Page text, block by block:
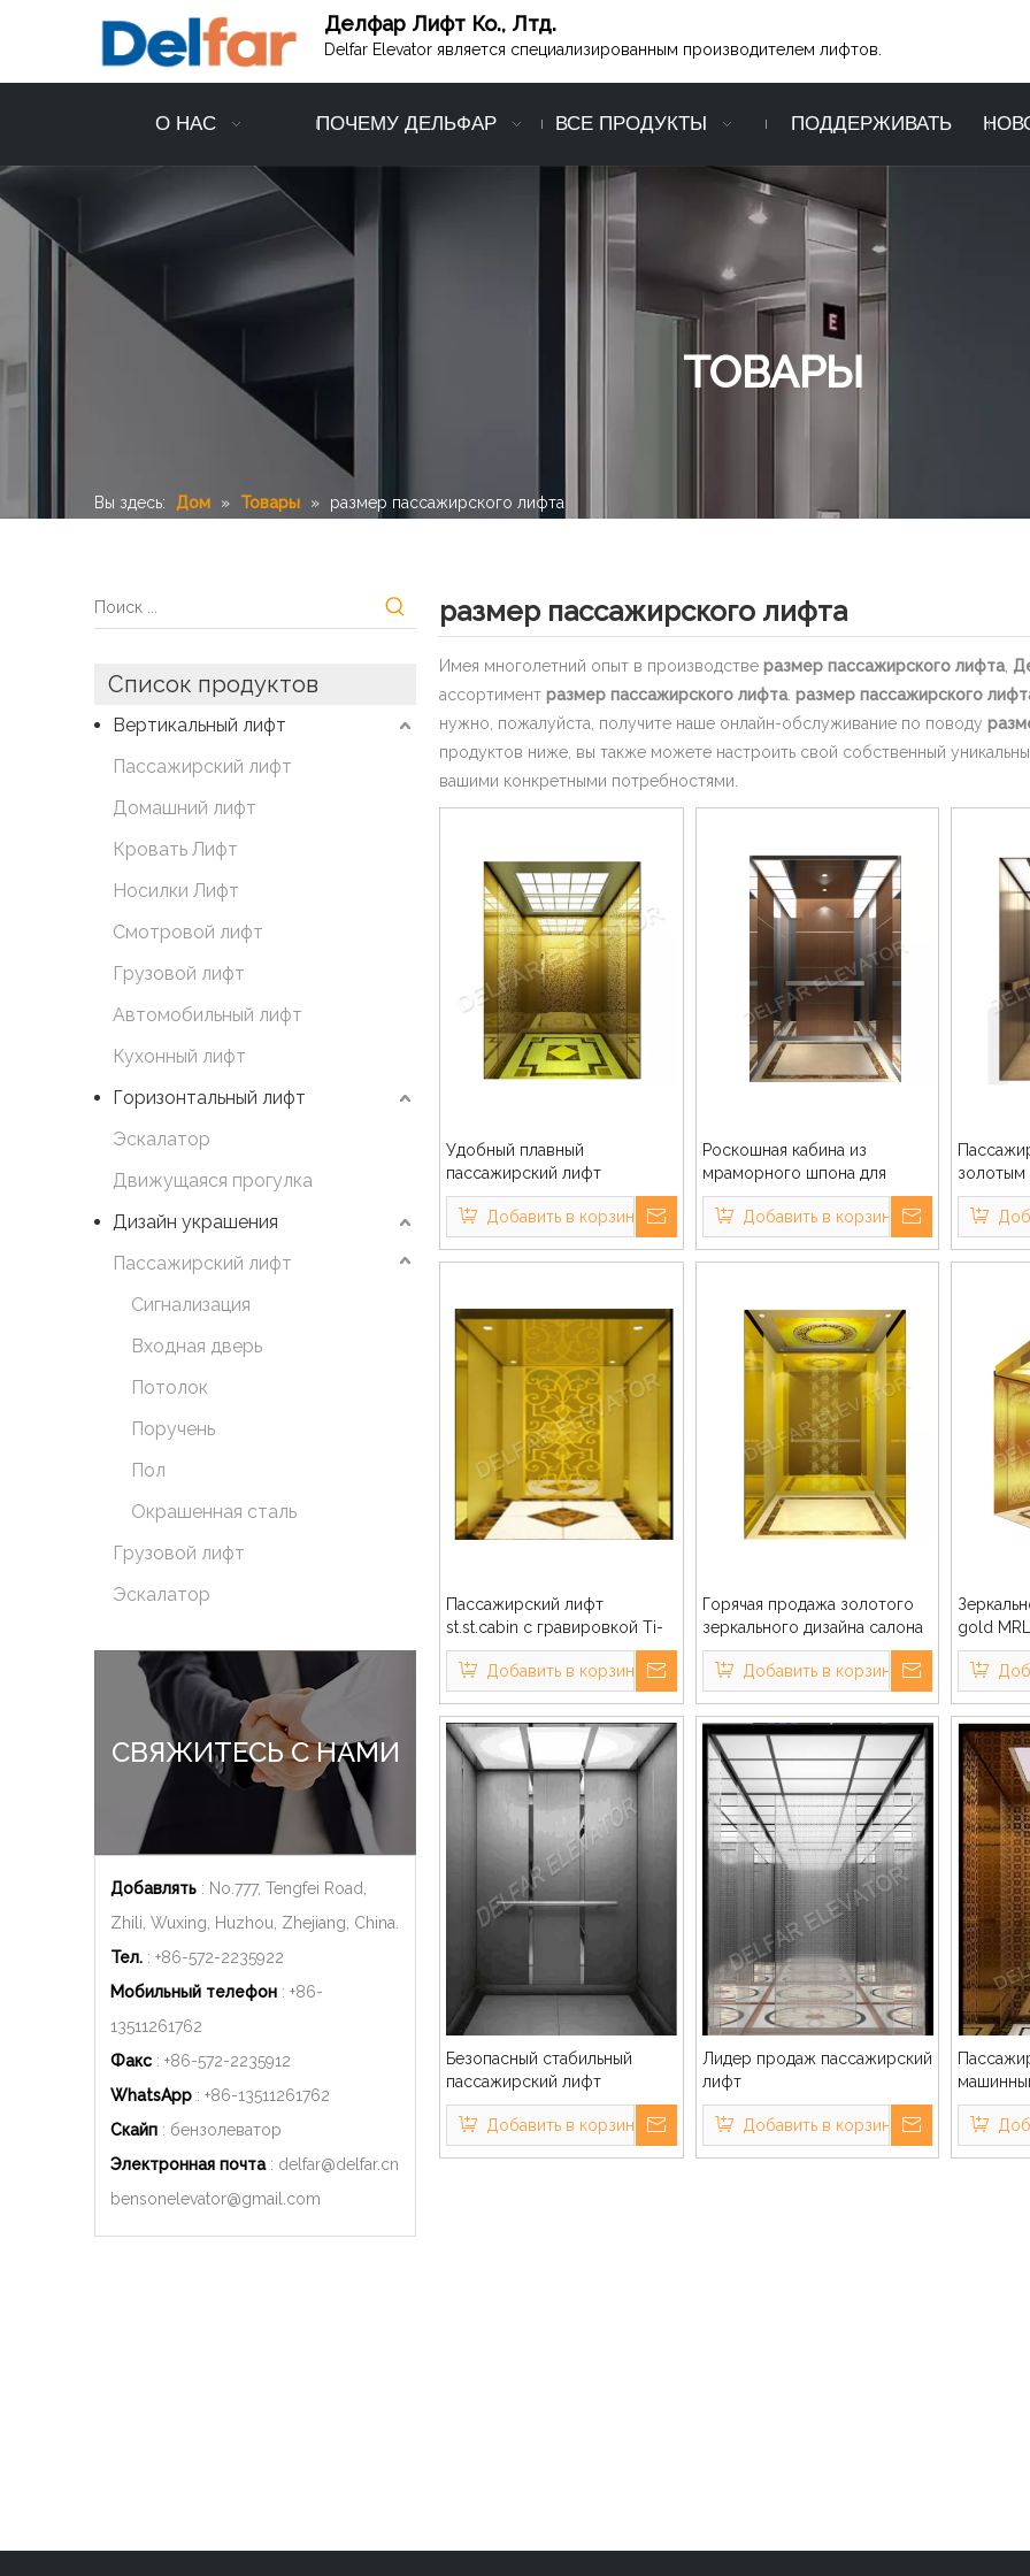
Делфар Лифт Ко., Лтд.
Delfar Elevator является специализированным производителем лифтов.
О НАС ПОЧЕМУ ДЕЛЬФАР ВСЕ ПРОДУКТЫ ПОДДЕРЖИВАТЬ
ТОВАРЫ
Вы здесь: Дом » Товары » размер пассажирского лифта
Список продуктов
Вертикальный лифт
Пассажирский лифт
Домашний лифт
Кровать Лифт
Носилки Лифт
Смотровой лифт
Грузовой лифт
Автомобильный лифт
Кухонный лифт
Горизонтальный лифт
Эскалатор
Движущаяся прогулка
Дизайн украшения
Пассажирский лифт
Сигнализация
Входная дверь
Потолок
Поручень
Пол
Окрашенная сталь
Грузовой лифт
Эскалатор
СВЯЖИТЕСЬ С НАМИ
Добавлять : No.777, Tengfei Road,
Zhili, Wuxing, Huzhou, Zhejiang, China.
Тел. : +86-572-2235922
Мобильный телефон : +86-
13511261762
Факс : +86-572-2235912
WhatsApp : +86-13511261762
Скайп : бензолеватор
Электронная почта: delfar@delfar.cn
bensonelevator@gmail.com
размер пассажирского лифта
Имея многолетний опыт в производстве размер пассажирского лифта,
ассортимент размер пассажирского лифта. размер пассажирского
нужно, пожалуйста, получите наше онлайн-обслуживание по поводу
продуктов ниже, вы также можете настроить свой собственный
вашими конкретными потребностями.
Удобный плавный
пассажирский лифт
Добавить в корзину
Роскошная кабина из
мраморного шпона для
пассажирского лифта
бизнес-здания
Добавить в корзину
золотым
Пассажирский лифт
st.st.cabin с гравировкой Ti-
Gold
Добавить в корзину
Горячая продажа золотого
зеркального дизайна салона
пассажирского лифта
Добавить в корзину
gold MRL
Безопасный стабильный
пассажирский лифт
Добавить в корзину
Лидер продаж пассажирский
лифт
Добавить в корзину